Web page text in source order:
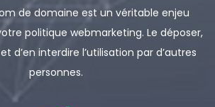
de domaine est un véritable enjeu
politique webmarketing. Le déposer,
d’en interdire l’utilisation par d’autres
personnes.